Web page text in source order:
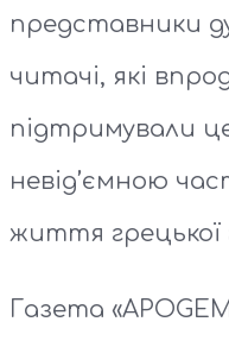
представники
читачі, які
підтримували
невід’ємною
життя грецької
Газета